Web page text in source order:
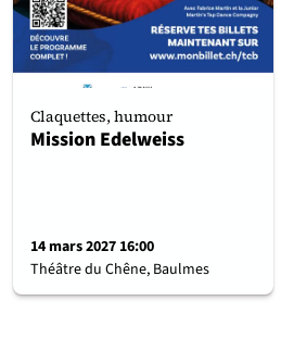
Claquettes, humour
Mission Edelweiss
14 mars 2027 16:00
Théâtre du Chêne, Baulmes